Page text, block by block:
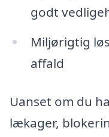
godt
Miljørigtig
affald
Uanset om du
lækager,